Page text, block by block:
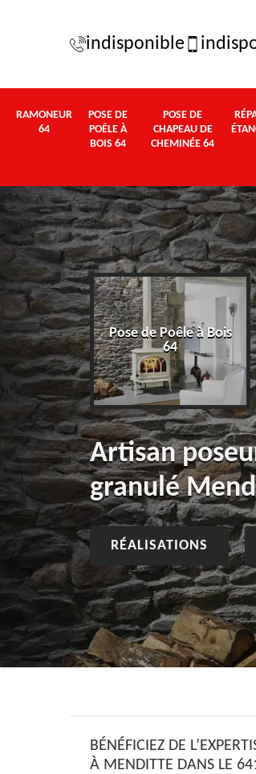
indisponible
RAMONEUR
64
POSE DE
POÊLE À
BOIS 64
POSE DE
CHAPEAU DE
CHEMINÉE 64
64
Pose de Poêle à Bois
64
Artisan
granulé
RÉALISATIONS
BÉNÉFICIEZ DE
À MENDITTE DANS LE